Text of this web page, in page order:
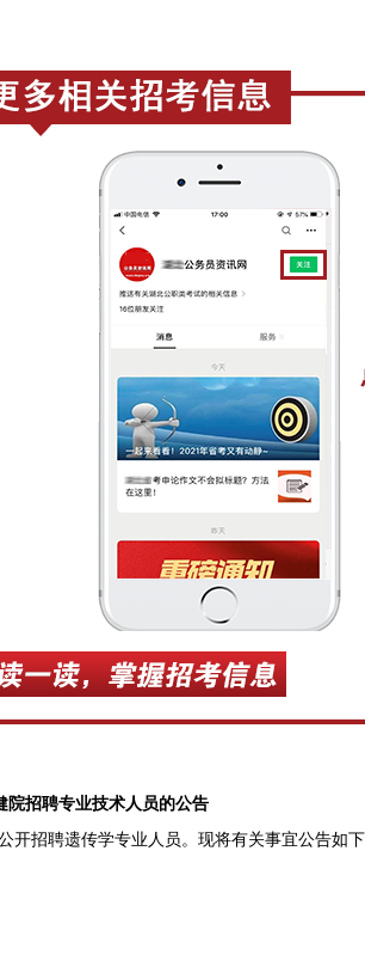
院招聘专业技术人员的公告
招聘遗传学专业人员。现将有关事宜公告如下